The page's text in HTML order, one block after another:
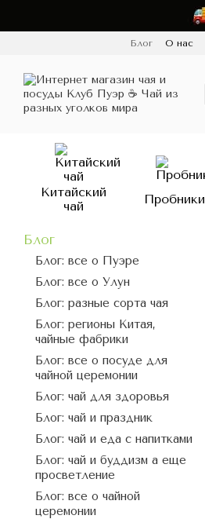
Блог О нас
Китайский
чай
Пробники
Блог
Блог: все о Пуэре
Блог: все о Улун
Блог: разные сорта чая
Блог: регионы Китая,
чайные фабрики
Блог: все о посуде для
чайной церемонии
Блог: чай для здоровья
Блог: чай и праздник
Блог: чай и еда с напитками
Блог: чай и буддизм а еще
просветление
Блог: все о чайной
церемонии